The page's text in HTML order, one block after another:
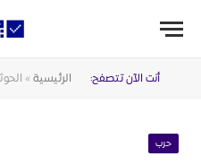
أنت الآن تتصفح: الرئيسية »
حرب